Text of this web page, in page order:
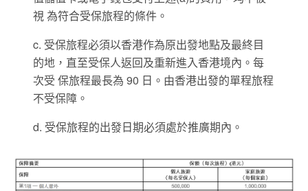
視 為符合受保旅程的條件。
c. 受保旅程必須以香港作為原出發地點及最終目
的地，直至受保人返回及重新進入香港境內。每
次受 保旅程最長為 90 日。由香港出發的單程旅程
不受保障。
d. 受保旅程的出發日期必須處於推廣期內。